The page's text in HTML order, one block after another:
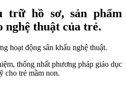
trữ hồ sơ, sản phẩm
nghệ thuật của trẻ.
hoạt động sân khấu nghệ thuật.
thống nhất phương pháp giáo dục
cho trẻ mầm non.